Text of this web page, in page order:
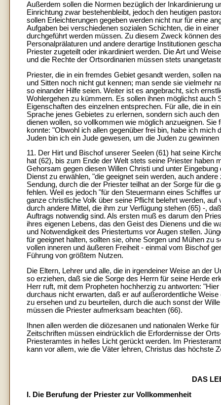
Außerdem sollen die Normen bezüglich der Inkardinierung
Einrichtung zwar bestehenbleibt, jedoch den heutigen
sollen Erleichterungen gegeben werden nicht nur für eine
Aufgaben bei verschiedenen sozialen Schichten, die in
durchgeführt werden müssen. Zu diesem Zweck können
Personalprälaturen und andere derartige Institutionen
Priester zugeteilt oder inkardiniert werden. Die Art und
und die Rechte der Ortsordinarien müssen stets
Priester, die in ein fremdes Gebiet gesandt werden, sollen
und Sitten noch nicht gut kennen; man sende sie vielmehr
so einander Hilfe seien. Weiter ist es angebracht, sich
Wohlergehen zu kümmern. Es sollen ihnen möglichst auch
Eigenschaften des einzelnen entsprechen. Für alle, die in
Sprache jenes Gebietes zu erlernen, sondern sich auch
dienen wollen, so vollkommen wie möglich anzueignen.
konnte: "Obwohl ich allen gegenüber frei bin, habe ich
Juden bin ich ein Jude gewesen, um die Juden zu
11. Der Hirt und Bischof unserer Seelen (61) hat seine
hat (62), bis zum Ende der Welt stets seine Priester haben
Gehorsam gegen diesen Willen Christi und unter
Dienst zu erwählen, "die geeignet sein werden, auch
Sendung, durch die der Priester teilhat an der Sorge für
fehlen. Weil es jedoch "für den Steuermann eines Schiffes
ganze christliche Volk über seine Pflicht belehrt werden,
durch andere Mittel, die ihm zur Verfügung stehen (65) -,
Auftrags notwendig sind. Als ersten muß es darum den
ihres eigenen Lebens, das den Geist des Dienens und die
und Notwendigkeit des Priestertums vor Augen stellen.
für geeignet halten, sollten sie, ohne Sorgen und Mühen zu
vollen inneren und äußeren Freiheit - einmal vom Bischof
Führung von größtem Nutzen.
Die Eltern, Lehrer und alle, die in irgendeiner Weise an der
so erziehen, daß sie die Sorge des Herrn für seine Herde
Herr ruft, mit dem Propheten hochherzig zu antworten:
durchaus nicht erwarten, daß er auf außerordentliche
zu ersehen und zu beurteilen, durch die auch sonst der
müssen die Priester aufmerksam beachten (66).
Ihnen allen werden die diözesanen und nationalen Werke
Zeitschriften müssen eindrücklich die Erfordernisse der
Priesteramtes in helles Licht gerückt werden. Im
kann vor allem, wie die Väter lehren, Christus das höchste
DAS
I. Die Berufung der Priester zur Vollkommenheit